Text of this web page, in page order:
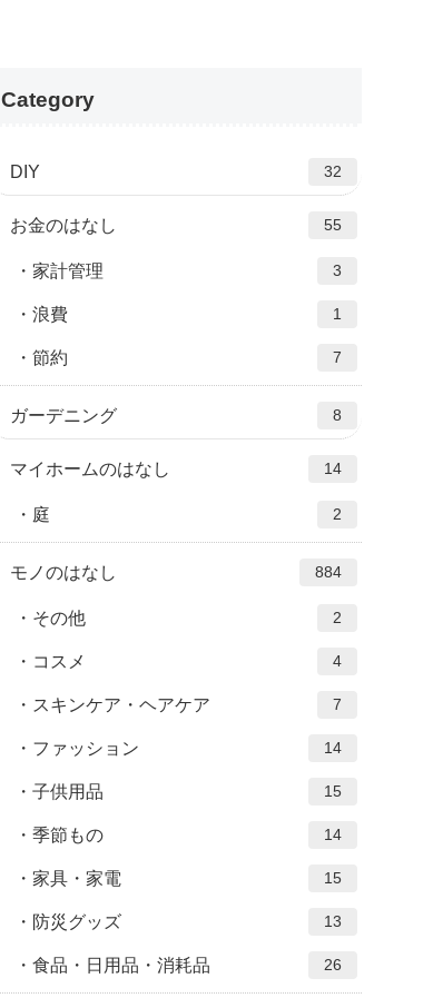
Category
DIY 32
お金のはなし 55
家計管理 3
浪費 1
節約 7
ガーデニング 8
マイホームのはなし 14
庭 2
モノのはなし 884
その他 2
コスメ 4
スキンケア・ヘアケア 7
ファッション 14
子供用品 15
季節もの 14
家具・家電 15
防災グッズ 13
食品・日用品・消耗品 26